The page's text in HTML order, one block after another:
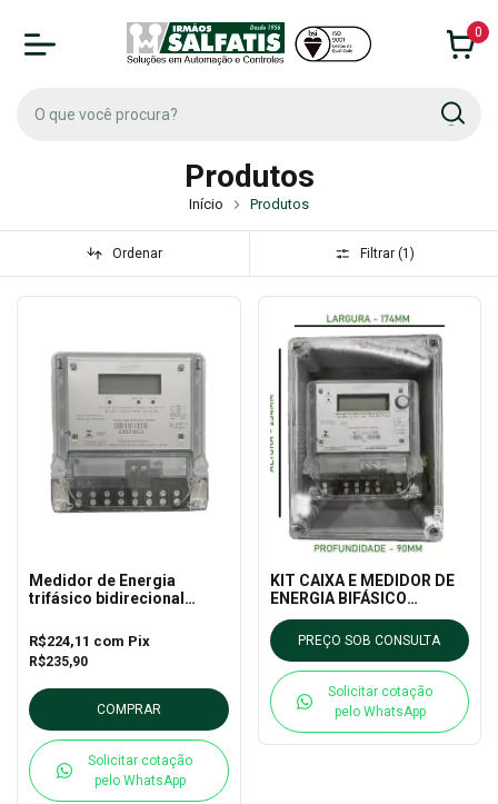
0
Produtos
Início Produtos
Ordenar Filtrar (1 )
Medidor de Energia
trifásico bidirecional
R$235,90
R$224,11 com Pix
COMPRAR
Solicitar cotação
pelo WhatsApp
KIT CAIXA E MEDIDOR DE
ENERGIA BIFÁSICO
VECTOR 3 120A
PREÇO SOB CONSULTA
Solicitar cotação
pelo WhatsApp